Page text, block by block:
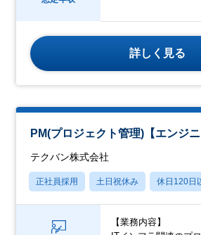
詳しく見る
PM(プロジェクト管理)【エンジニ
テクバン株式会社
正社員採用 土日祝休み 休日120日
【業務内容】